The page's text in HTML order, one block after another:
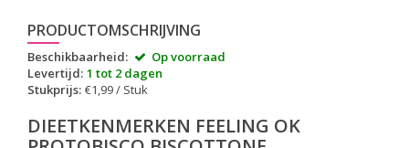
PRODUCTOMSCHRIJVING
Beschikbaarheid:
Op voorraad
Levertijd: 1 tot 2 dagen
Stukprijs: €1,99 / Stuk
DIEETKENMERKEN FEELING OK